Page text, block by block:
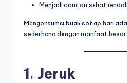
Menjadi camilan sehat
Mengonsumsi buah setiap hari
sederhana dengan manfaat besar.
1. Jeruk